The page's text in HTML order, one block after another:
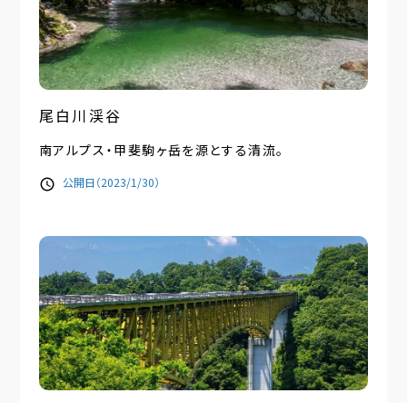
尾白川渓谷
南アルプス・甲斐駒ヶ岳を源とする清流。
公開日（2023/1/30）